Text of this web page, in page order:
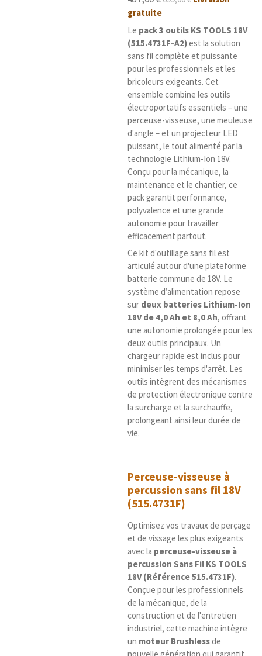
gratuite
Le pack 3 outils KS TOOLS 18V
(515.4731F-A2)est la solution
sans fil complète et puissante
pour les professionnels et les
bricoleurs exigeants. Cet
ensemble combine les outils
électroportatifs essentiels – une
perceuse-visseuse, une meuleuse
d'angle – et un projecteur LED
puissant, le tout alimenté par la
technologie Lithium-Ion 18V.
Conçu pour la mécanique, la
maintenance et le chantier, ce
pack garantit performance,
polyvalence et une grande
autonomie pour travailler
efficacement partout.
Ce kit d'outillage sans fil est
articulé autour d'une plateforme
batterie commune de 18V. Le
système d’alimentation repose
sur deux batteries Lithium-Ion
18V de 4,0 Ah et 8,0 Ah, offrant
une autonomie prolongée pour les
deux outils principaux. Un
chargeur rapide est inclus pour
minimiser les temps d'arrêt. Les
outils intègrent des mécanismes
de protection électronique contre
la surcharge et la surchauffe,
prolongeant ainsi leur durée de
vie.
Perceuse-visseuse à
percussion sans fil 18V
(515.4731F)
Optimisez vos travaux de perçage
et de vissage les plus exigeants
avec la perceuse-visseuse à
percussion Sans Fil KS TOOLS
18V (Référence 515.4731F).
Conçue pour les professionnels
de la mécanique, de la
construction et de l'entretien
industriel, cette machine intègre
un moteur Brushlessde